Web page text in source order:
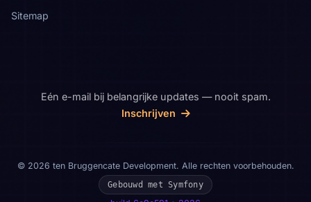
Sitemap
Eén e-mail bij belangrijke updates — nooit spam.
Inschrijven
© 2026 ten Bruggencate Development. Alle rechten voorbehouden.
Gebouwd met Symfony